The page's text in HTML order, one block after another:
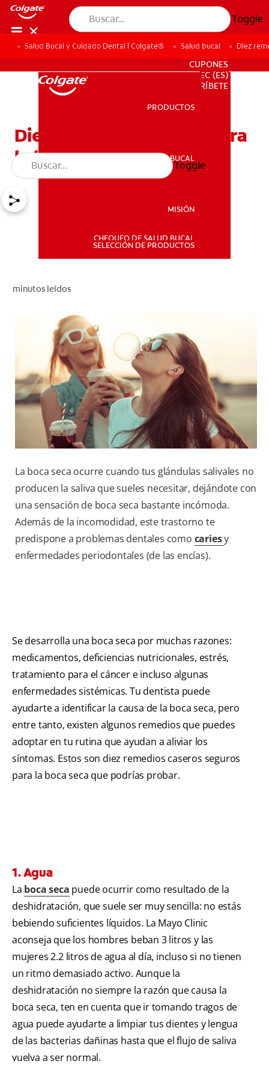
Toggle
SALUD BUCAL
PARA PROFESIONALES
CUPONES
EC (ES)
SUSCRÍBETE
PARA PROFESIONALES
CUPONES
EC (ES)
SUSCRÍBETE
PRODUCTOS
SALUD BUCAL
MISIÓN
CHEQUEO DE SALUD BUCAL
SELECCIÓN DE PRODUCTOS
Toggle
Salud Bucal y Cuidado Dental | Colgate® Salud bucal Diez
Diez remedios caseros para
la boca seca
minutos leídos
La boca seca ocurre cuando tus glándulas salivales no
producen la saliva que sueles necesitar, dejándote con
una sensación de boca seca bastante incómoda.
Además de la incomodidad, este trastorno te
predispone a problemas dentales como cariesy
enfermedades periodontales (de las encías).
Se desarrolla una boca seca por muchas razones:
medicamentos, deficiencias nutricionales, estrés,
tratamiento para el cáncer e incluso algunas
enfermedades sistémicas. Tu dentista puede
ayudarte a identificar la causa de la boca seca, pero
entre tanto, existen algunos remedios que puedes
adoptar en tu rutina que ayudan a aliviar los
síntomas. Estos son diez remedios caseros seguros
para la boca seca que podrías probar.
1. Agua
La boca seca puede ocurrir como resultado de la
deshidratación, que suele ser muy sencilla: no estás
bebiendo suficientes líquidos. La Mayo Clinic
aconseja que los hombres beban 3 litros y las
mujeres 2.2 litros de agua al día, incluso si no tienen
un ritmo demasiado activo. Aunque la
deshidratación no siempre la razón que causa la
boca seca, ten en cuenta que ir tomando tragos de
agua puede ayudarte a limpiar tus dientes y lengua
de las bacterias dañinas hasta que el flujo de saliva
vuelva a ser normal.